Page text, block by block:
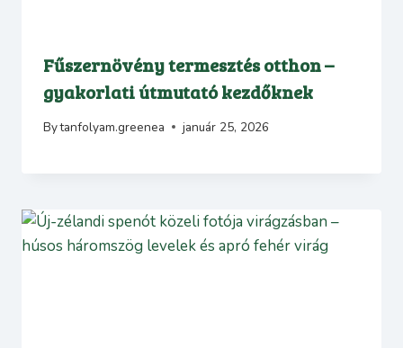
Fűszernövény termesztés otthon –
gyakorlati útmutató kezdőknek
Bytanfolyam.greenea január 25, 2026